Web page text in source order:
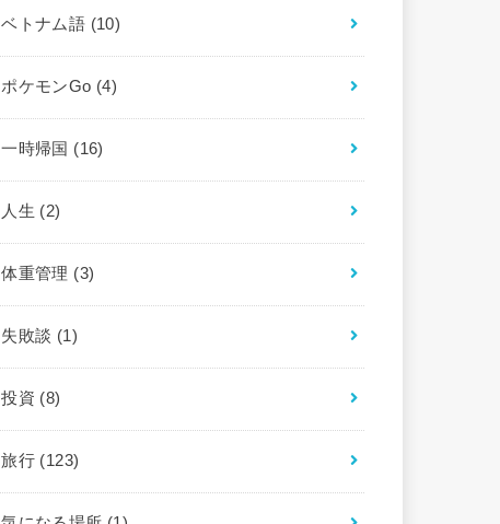
ベトナム語 (10)
ポケモンGo (4)
一時帰国 (16)
人生 (2)
体重管理 (3)
失敗談 (1)
投資 (8)
旅行 (123)